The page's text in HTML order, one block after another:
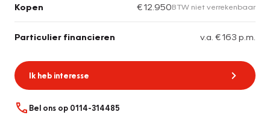
Kopen € 12.950BTW niet verrekenbaar
Particulier financieren v.a. € 163 p.m.
Ik heb interesse
Bel ons op 0114-314485